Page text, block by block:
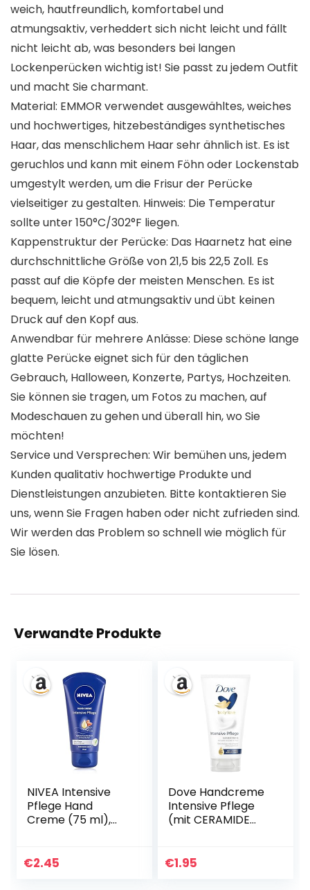
weich, hautfreundlich, komfortabel und
atmungsaktiv, verheddert sich nicht leicht und fällt
nicht leicht ab, was besonders bei langen
Lockenperücken wichtig ist! Sie passt zu jedem Outfit
und macht Sie charmant.
Material: EMMOR verwendet ausgewähltes, weiches
und hochwertiges, hitzebeständiges synthetisches
Haar, das menschlichem Haar sehr ähnlich ist. Es ist
geruchlos und kann mit einem Föhn oder Lockenstab
umgestylt werden, um die Frisur der Perücke
vielseitiger zu gestalten. Hinweis: Die Temperatur
sollte unter 150°C/302°F liegen.
Kappenstruktur der Perücke: Das Haarnetz hat eine
durchschnittliche Größe von 21,5 bis 22,5 Zoll. Es
passt auf die Köpfe der meisten Menschen. Es ist
bequem, leicht und atmungsaktiv und übt keinen
Druck auf den Kopf aus.
Anwendbar für mehrere Anlässe: Diese schöne lange
glatte Perücke eignet sich für den täglichen
Gebrauch, Halloween, Konzerte, Partys, Hochzeiten.
Sie können sie tragen, um Fotos zu machen, auf
Modeschauen zu gehen und überall hin, wo Sie
möchten!
Service und Versprechen: Wir bemühen uns, jedem
Kunden qualitativ hochwertige Produkte und
Dienstleistungen anzubieten. Bitte kontaktieren Sie
uns, wenn Sie Fragen haben oder nicht zufrieden sind.
Wir werden das Problem so schnell wie möglich für
Sie lösen.
Verwandte Produkte
NIVEA Intensive
Pflege Hand
Creme (75 ml),
Mandel-Öl für
€2.45
Dove Handcreme
Intensive Pflege
(mit CERAMIDE
Haut, 75ml (1er
€1.95